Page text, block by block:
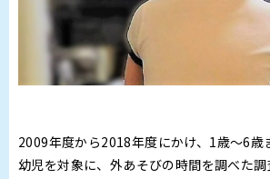
2009年度から2018年度にかけ、1歳〜6歳
幼児を対象に、外あそびの時間を調べた